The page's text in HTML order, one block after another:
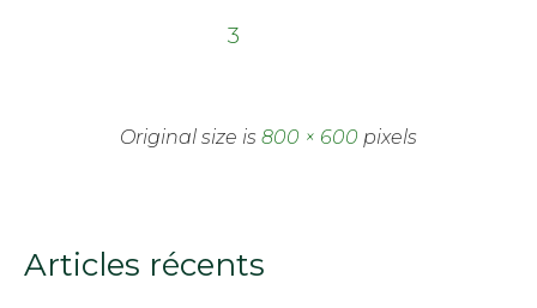
3
Original size is 800 × 600 pixels
Articles récents